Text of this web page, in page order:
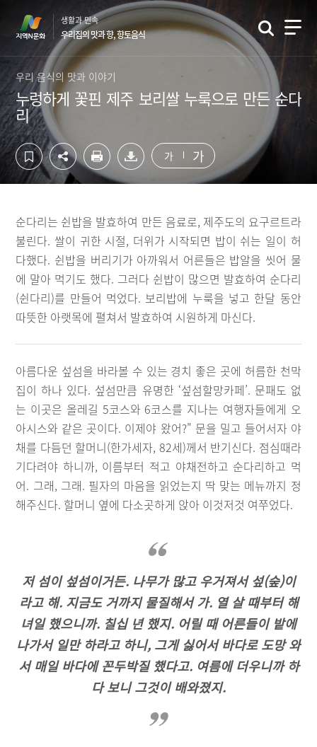
영
바
로
가
기
역
로
가
기
생활과 민속
우리집의 맛과 향, 향토음식
우리 음식의 맛과 이야기
누렁하게 꽃핀 제주 보리쌀 누룩으로 만든 순다
리
가 가
순다리는 쉰밥을 발효하여 만든 음료로, 제주도의 요구르트라
불린다. 쌀이 귀한 시절, 더위가 시작되면 밥이 쉬는 일이 허
다했다. 쉰밥을 버리기가 아까워서 어른들은 밥알을 씻어 물
에 말아 먹기도 했다. 그러다 쉰밥이 많으면 발효하여 순다리
(쉰다리)를 만들어 먹었다. 보리밥에 누룩을 넣고 한달 동안
따뜻한 아랫목에 펼쳐서 발효하여 시원하게 마신다.
아름다운 섶섬을 바라볼 수 있는 경치 좋은 곳에 허름한 천막
집이 하나 있다. 섶섬만큼 유명한 ‘섶섬할망카페’. 문패도 없
는 이곳은 올레길 5코스와 6코스를 지나는 여행자들에게 오
아시스와 같은 곳이다. 이제야 왔어?" 문을 밀고 들어서자 야
채를 다듬던 할머니(한가세자, 82세)께서 반기신다. 점심때라
기다려야 하니까, 이름부터 적고 야채전하고 순다리하고 먹
어. 그래, 그래. 필자의 마음을 읽었는지 딱 맞는 메뉴까지 정
해주신다. 할머니 옆에 다소곳하게 앉아 이것저것 여쭈었다.
저 섬이 섶섬이거든. 나무가 많고 우거져서 섶(숲)이
라고 해. 지금도 거까지 물질해서 가. 열 살 때부터 해
녀일 했으니까. 칠십 년 했지. 어릴 때 어른들이 밭에
나가서 일만 하라고 하니, 그게 싫어서 바다로 도망 와
서 매일 바다에 꼰두박질 했다고. 여름에 더우니까 하
다 보니 그것이 배와졌지.